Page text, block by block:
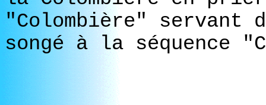
"Colombière" servant
songé à la séquence